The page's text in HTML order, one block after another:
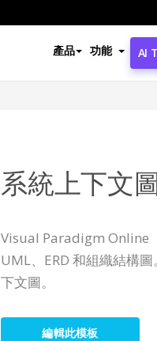
產品 功能 AI
系統上下文
Visual Paradigm Online
UML、ERD 和組織結構
下文圖。
編輯此模板